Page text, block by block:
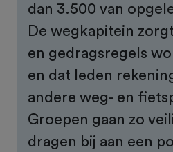
dan 3.500 van
De wegkapitein
en gedragsregels
en dat leden
andere weg- en
Groepen gaan zo
dragen bij aan een